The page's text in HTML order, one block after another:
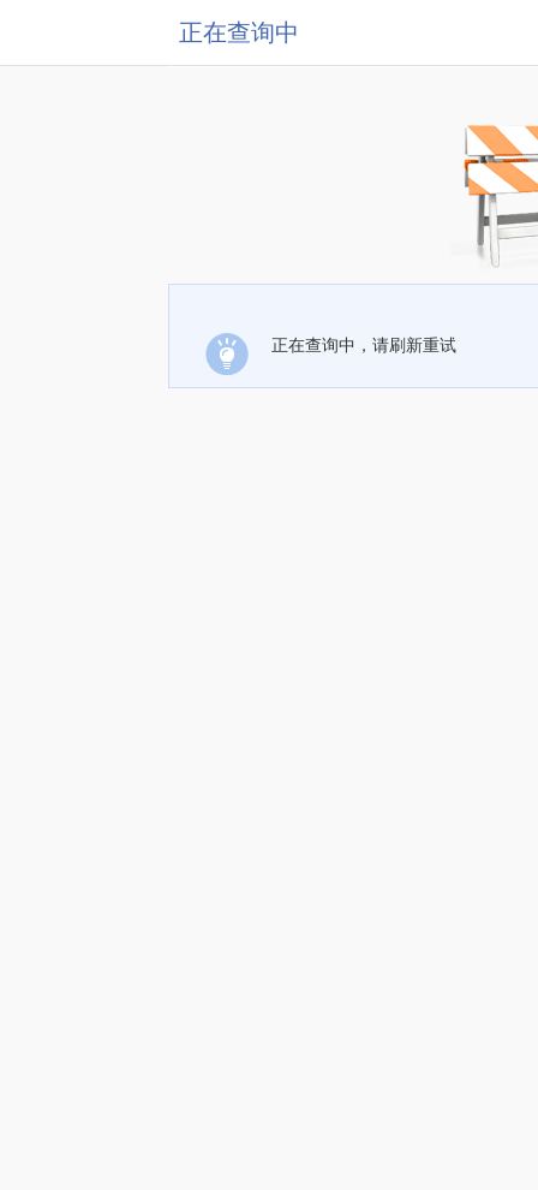
正在查询中
正在查询中，请刷新重试